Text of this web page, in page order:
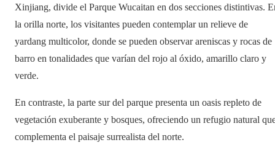
Xinjiang, divide el Parque Wucaitan en dos secciones distintivas.
la orilla norte, los visitantes pueden contemplar un relieve de
yardang multicolor, donde se pueden observar areniscas y rocas de
barro en tonalidades que varían del rojo al óxido, amarillo claro y
verde.
En contraste, la parte sur del parque presenta un oasis repleto de
vegetación exuberante y bosques, ofreciendo un refugio natural
complementa el paisaje surrealista del norte.